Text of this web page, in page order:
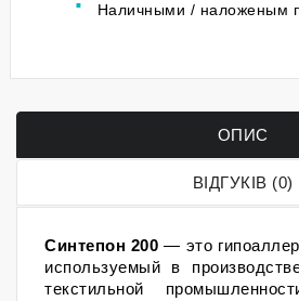
Наличными / наложеным
ОПИС
ВІДГУКІВ (0)
Синтепон 200 — это
используемый в
текстильной